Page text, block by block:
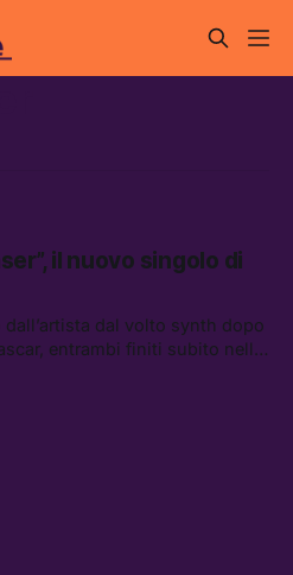
il nuovo singolo di
dal volto synth dopo
entrambi finiti subito nella